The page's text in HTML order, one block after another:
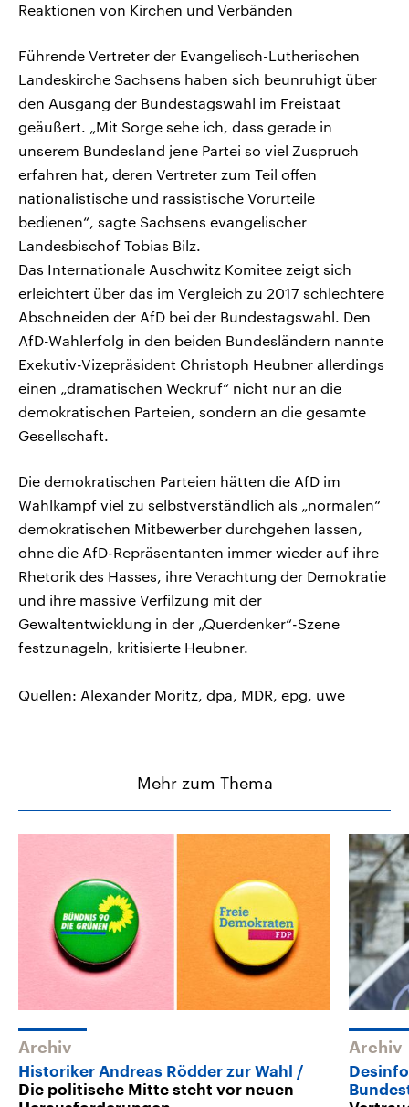
Reaktionen von Kirchen und Verbänden
Führende Vertreter der Evangelisch-Lutherischen
Landeskirche Sachsens haben sich beunruhigt über
den Ausgang der Bundestagswahl im Freistaat
geäußert. „Mit Sorge sehe ich, dass gerade in
unserem Bundesland jene Partei so viel Zuspruch
erfahren hat, deren Vertreter zum Teil offen
nationalistische und rassistische Vorurteile
bedienen“, sagte Sachsens evangelischer
Landesbischof Tobias Bilz.
Das Internationale Auschwitz Komitee zeigt sich
erleichtert über das im Vergleich zu 2017 schlechtere
Abschneiden der AfD bei der Bundestagswahl. Den
AfD-Wahlerfolg in den beiden Bundesländern nannte
Exekutiv-Vizepräsident Christoph Heubner allerdings
einen „dramatischen Weckruf“ nicht nur an die
demokratischen Parteien, sondern an die gesamte
Gesellschaft.
Die demokratischen Parteien hätten die AfD im
Wahlkampf viel zu selbstverständlich als „normalen“
demokratischen Mitbewerber durchgehen lassen,
ohne die AfD-Repräsentanten immer wieder auf ihre
Rhetorik des Hasses, ihre Verachtung der Demokratie
und ihre massive Verfilzung mit der
Gewaltentwicklung in der „Querdenker“-Szene
festzunageln, kritisierte Heubner.
Quellen: Alexander Moritz, dpa, MDR, epg, uwe
Mehr zum Thema
Archiv
Historiker Andreas Rödder zur Wahl
Die politische Mitte steht vor neuen
Archiv